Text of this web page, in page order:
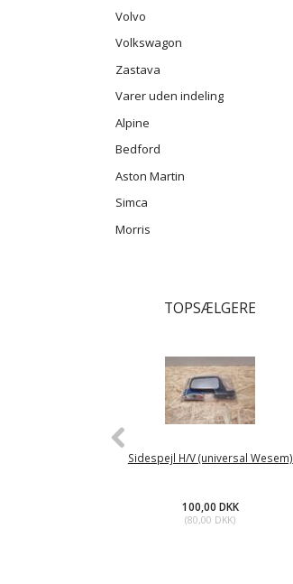
Volvo
Volkswagon
Zastava
Varer uden indeling
Alpine
Bedford
Aston Martin
Simca
Morris
TOPSÆLGERE
Sidespejl H/V (universal Wesem)
100,00 DKK
(80,00 DKK)